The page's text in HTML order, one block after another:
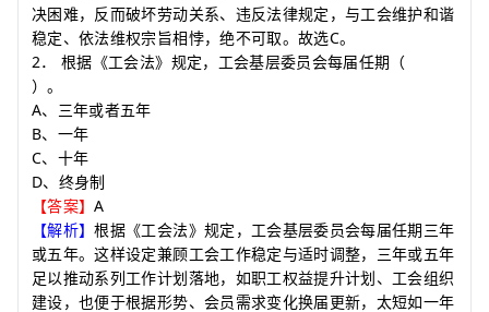
决困难，反而破坏劳动关系、违反法律规定，与工会维护和谐
稳定、依法维权宗旨相悖，绝不可取。故选C。
2． 根据《工会法》规定，工会基层委员会每届任期 （
）。
A、三年或者五年
B、一年
C、十年
D、终身制
【答案】A
【解析】根据《工会法》规定，工会基层委员会每届任期三年
或五年。这样设定兼顾工会工作稳定与适时调整，三年或五年
足以推动系列工作计划落地，如职工权益提升计划、工会组织
建设，也便于根据形势、会员需求变化换届更新，太短如一年